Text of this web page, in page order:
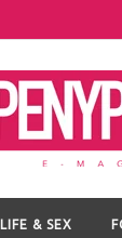
LIFE & SEX